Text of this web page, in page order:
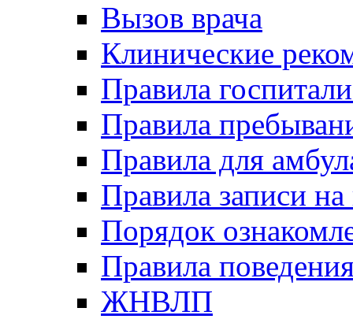
Вызов врача
Клинические
Правила
Правила
Правила для
Правила записи
Порядок
Правила
ЖНВЛП